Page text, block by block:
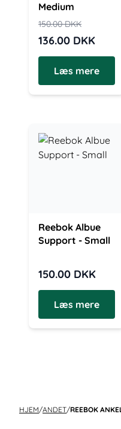
Medium
150.00DKK
136.00 DKK
Læs mere
Reebok Albue
Support - Small
150.00 DKK
Læs mere
HJEM/ANDET/REEBOK